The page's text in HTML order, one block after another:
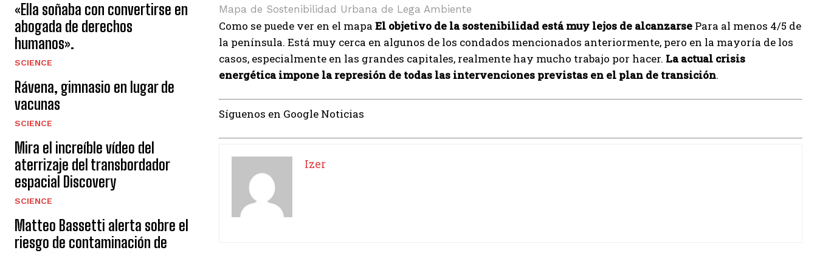
I WANT IN
I've read and accept the Privacy Policy.
Izer
«Ella soñaba con convertirse en
abogada de derechos
humanos».
SCIENCE
Rávena, gimnasio en lugar de
vacunas
SCIENCE
Mira el increíble vídeo del
aterrizaje del transbordador
espacial Discovery
SCIENCE
Matteo Bassetti alerta sobre el
riesgo de contaminación de
Mapa de Sostenibilidad Urbana de Lega Ambiente
Como se puede ver en el mapa El objetivo de la sostenibilidad está muy lejos de alcanzarse Para al menos 4/5 de
la península. Está muy cerca en algunos de los condados mencionados anteriormente, pero en la mayoría de los
casos, especialmente en las grandes capitales, realmente hay mucho trabajo por hacer. La actual crisis
energética impone la represión de todas las intervenciones previstas en el plan de transición.
Síguenos en Google Noticias
Izer